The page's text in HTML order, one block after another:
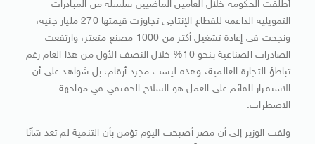
أطلقت الحكومة خلال العامين الماضيين سلسلة من المبادرات
التمويلية الداعمة للقطاع الإنتاجي تجاوزت قيمتها 270 مليار جنيه،
ونجحت في إعادة تشغيل أكثر من 1000 مصنع متعثر، وارتفعت
الصادرات الصناعية بنحو 10% خلال النصف الأول من هذا العام رغم
تباطؤ التجارة العالمية، وهذه ليست مجرد أرقام، بل شواهد على أن
الاستقرار القائم على العمل هو السلاح الحقيقي في مواجهة
الاضطراب.
ولفت الوزير إلى أن مصر أصبحت اليوم تؤمن بأن التنمية لم تعد شأنًا